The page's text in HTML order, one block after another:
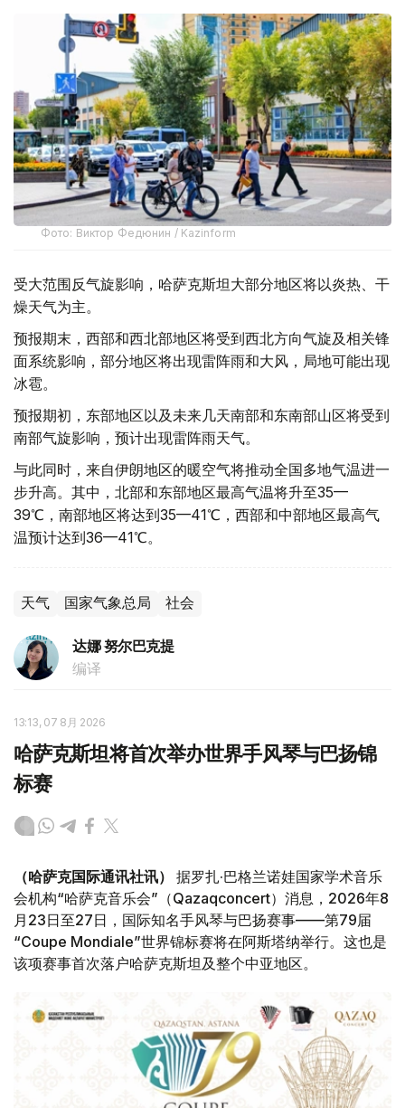
Фото: Виктор Федюнин / Kazinform
受大范围反气旋影响，哈萨克斯坦大部分地区将以炎热、干
燥天气为主。
预报期末，西部和西北部地区将受到西北方向气旋及相关锋
面系统影响，部分地区将出现雷阵雨和大风，局地可能出现
冰雹。
预报期初，东部地区以及未来几天南部和东南部山区将受到
南部气旋影响，预计出现雷阵雨天气。
与此同时，来自伊朗地区的暖空气将推动全国多地气温进一
步升高。其中，北部和东部地区最高气温将升至35—
39℃，南部地区将达到35—41℃，西部和中部地区最高气
温预计达到36—41℃。
天气 国家气象总局 社会
达娜 努尔巴克提
编译
13:13, 07 8月 2026
哈萨克斯坦将首次举办世界手风琴与巴扬锦
标赛
（哈萨克国际通讯社讯）
据罗扎·巴格兰诺娃国家学术音乐
会机构“哈萨克音乐会”（Qazaqconcert）消息，2026年8
月23日至27日，国际知名手风琴与巴扬赛事——第79届
“Coupe Mondiale”世界锦标赛将在阿斯塔纳举行。这也是
该项赛事首次落户哈萨克斯坦及整个中亚地区。